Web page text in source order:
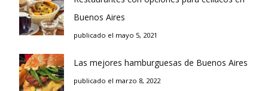
Buenos Aires
publicado el mayo 5, 2021
Las mejores hamburguesas de Buenos Aires
publicado el marzo 8, 2022